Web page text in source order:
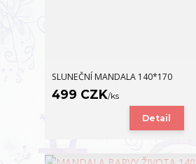
SLUNEČNÍ MANDALA 140*170
499 CZK/ks
Detail